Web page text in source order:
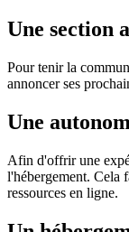
Une section
Pour tenir la
annoncer ses
Une
Afin d'offrir une
l'hébergement. Cela
ressources en ligne.